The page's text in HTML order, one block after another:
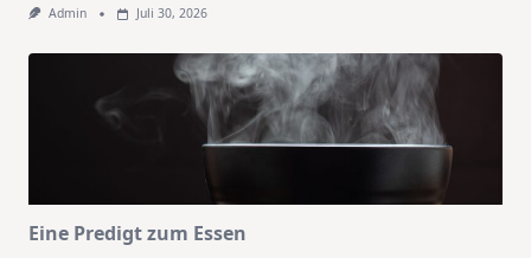
Admin Juli 30, 2026
Eine Predigt zum Essen